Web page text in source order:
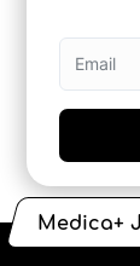
Medica+